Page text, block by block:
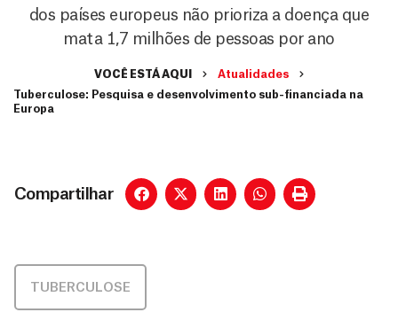
dos países europeus não prioriza a doença que
mata 1,7 milhões de pessoas por ano
VOCÊ ESTÁ AQUI
Atualidades
Tuberculose: Pesquisa e desenvolvimento sub-financiada na
Europa
Compartilhar
TUBERCULOSE